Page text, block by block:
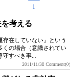
1
考える
存在していない』という
くの場合（意識されてい
守すべき事...
2011/11/30 Comment(0)